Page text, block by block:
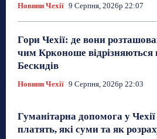
Новини Чехії 9 Серпня, 2026р 22:07
Гори Чехії: де вони
чим Крконоше
Бескидів
Новини Чехії 9 Серпня, 2026р 22:03
Гуманітарна допомога у
платять, які суми та як